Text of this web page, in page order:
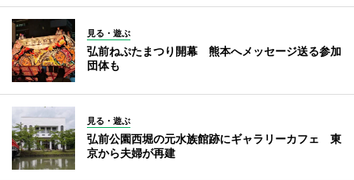
見る・遊ぶ
弘前ねぷたまつり開幕 熊本へメッセージ送る参加
団体も
見る・遊ぶ
弘前公園西堀の元水族館跡にギャラリーカフェ 東
京から夫婦が再建